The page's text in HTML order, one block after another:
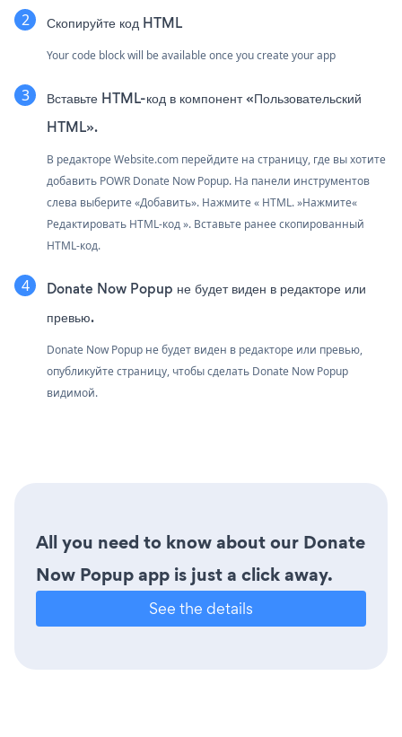
Скопируйте код HTML
Your code block will be available once you create your app
Вставьте HTML-код в компонент «Пользовательский
HTML».
В редакторе Website.com перейдите на страницу, где вы хотите
добавить POWR Donate Now Popup. На панели инструментов
слева выберите «Добавить». Нажмите « HTML. »Нажмите«
Редактировать HTML-код ». Вставьте ранее скопированный
HTML-код.
Donate Now Popup не будет виден в редакторе или
превью.
Donate Now Popup не будет виден в редакторе или превью,
опубликуйте страницу, чтобы сделать Donate Now Popup
видимой.
All you need to know about our Donate
Now Popup app is just a click away.
See the details